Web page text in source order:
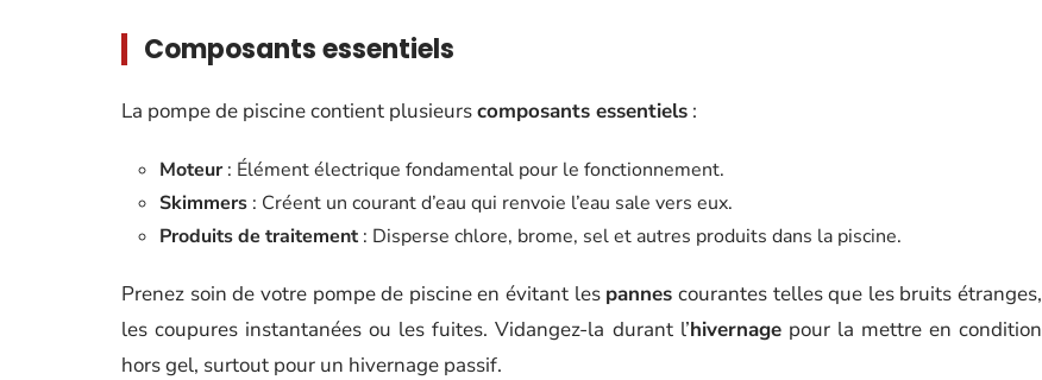
Composants essentiels
La pompe de piscine contient plusieurscomposants essentiels :
Moteur : Élément électrique fondamental pour le fonctionnement.
Skimmers : Créent un courant d’eau qui renvoie l’eau sale vers eux.
Produits de traitement : Disperse chlore, brome, sel et autres produits dans la piscine.
Prenez soin de votre pompe de piscine en évitant les pannes courantes telles que les bruits étranges,
les coupures instantanées ou les fuites. Vidangez-la durant l’hivernagepour la mettre en condition
hors gel, surtout pour un hivernage passif.